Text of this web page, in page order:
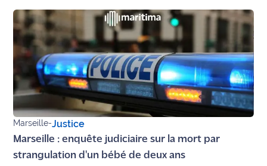
Maritima
L'anecdote
de Jeff
C'est
mon
club
Les
Coachs
Marseille-Justice
Marseille : enquête judiciaire sur la mort par
strangulation d'un bébé de deux ans